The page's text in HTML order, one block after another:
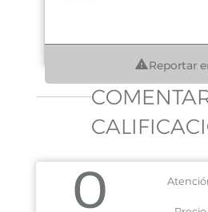
Reportar
0